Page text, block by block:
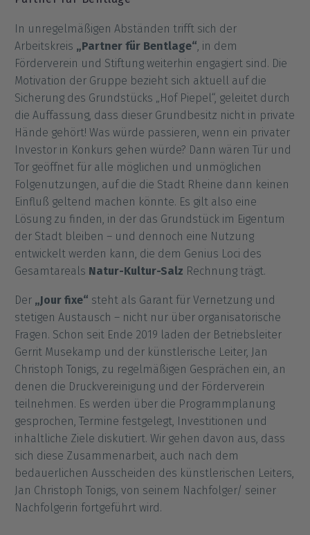
In unregelmäßigen Abständen trifft sich der
Arbeitskreis „Partner für Bentlage“, in dem
Förderverein und Stiftung weiterhin engagiert sind. Die
Motivation der Gruppe bezieht sich aktuell auf die
Sicherung des Grundstücks „Hof Piepel“, geleitet durch
die Auffassung, dass dieser Grundbesitz nicht in private
Hände gehört! Was würde passieren, wenn ein privater
Investor in Konkurs gehen würde? Dann wären Tür und
Tor geöffnet für alle möglichen und unmöglichen
Folgenutzungen, auf die die Stadt Rheine dann keinen
Einfluß geltend machen könnte. Es gilt also eine
Lösung zu finden, in der das Grundstück im Eigentum
der Stadt bleiben – und dennoch eine Nutzung
entwickelt werden kann, die dem Genius Loci des
Gesamtareals Natur-Kultur-Salz Rechnung trägt.
Der „Jour fixe“ steht als Garant für Vernetzung und
stetigen Austausch – nicht nur über organisatorische
Fragen. Schon seit Ende 2019 laden der Betriebsleiter
Gerrit Musekamp und der künstlerische Leiter, Jan
Christoph Tonigs, zu regelmäßigen Gesprächen ein, an
denen die Druckvereinigung und der Förderverein
teilnehmen. Es werden über die Programmplanung
gesprochen, Termine festgelegt, Investitionen und
inhaltliche Ziele diskutiert. Wir gehen davon aus, dass
sich diese Zusammenarbeit, auch nach dem
bedauerlichen Ausscheiden des künstlerischen Leiters,
Jan Christoph Tonigs, von seinem Nachfolger/ seiner
Nachfolgerin fortgeführt wird.